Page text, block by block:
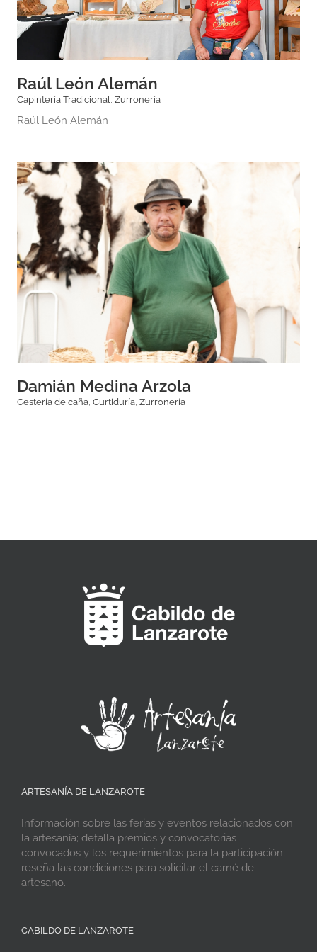
Raúl León Alemán
Capintería Tradicional Zurronería
Raúl León Alemán
Damián Medina Arzola
Cestería de caña Curtiduría Zurronería
ARTESANÍA DE LANZAROTE
Información sobre las ferias y eventos relacionados con
la artesanía; detalla premios y convocatorias
convocados y los requerimientos para la participación;
reseña las condiciones para solicitar el carné de
artesano.
CABILDO DE LANZAROTE